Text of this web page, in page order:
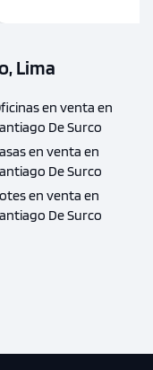
Lima
en venta en
De Surco
en venta en
De Surco
en venta en
De Surco